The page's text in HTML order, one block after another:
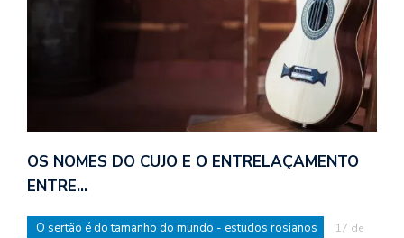
OS NOMES DO CUJO E O ENTRELAÇAMENTO
ENTRE…
O sertão é do tamanho do mundo - estudos rosianos
17 de